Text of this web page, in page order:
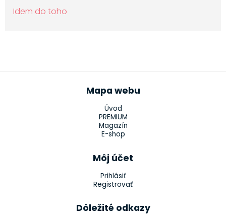
Idem do toho
Mapa webu
Úvod
PREMIUM
Magazín
E-shop
Môj účet
Prihlásiť
Registrovať
Dôležité odkazy